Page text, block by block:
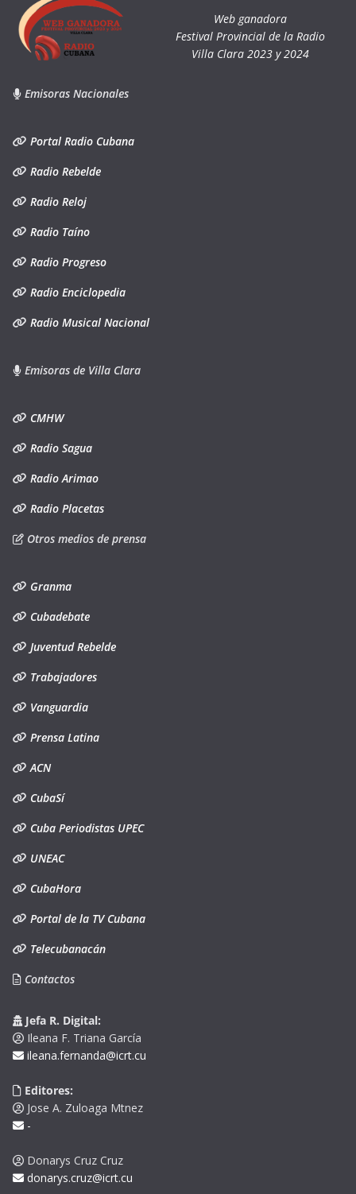
Web ganadora
Festival Provincial de la Radio
Villa Clara 2023 y 2024
Emisoras Nacionales
Portal Radio Cubana
Radio Rebelde
Radio Reloj
Radio Taíno
Radio Progreso
Radio Enciclopedia
Radio Musical Nacional
Emisoras de Villa Clara
CMHW
Radio Sagua
Radio Arimao
Radio Placetas
Otros medios de prensa
Granma
Cubadebate
Juventud Rebelde
Trabajadores
Vanguardia
Prensa Latina
ACN
CubaSí
Cuba Periodistas UPEC
UNEAC
CubaHora
Portal de la TV Cubana
Telecubanacán
Contactos
Jefa R. Digital:
Ileana F. Triana García
ileana.fernanda@icrt.cu
Editores:
Jose A. Zuloaga Mtnez
-
Donarys Cruz Cruz
donarys.cruz@icrt.cu